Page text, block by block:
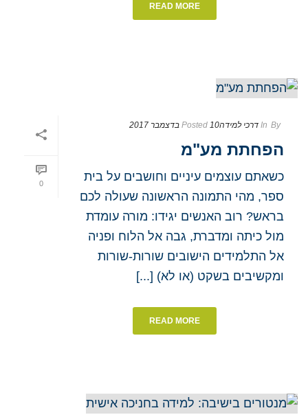
READ MORE
0
By
In דרכי למידה Posted 10 בדצמבר 2017
הפחתת מע"מ
כשאתם עוצמים עיניים וחושבים על בית
ספר, מהי התמונה הראשונה שעולה לכם
בראש? רוב האנשים יגידו: מורה עומדת
מול כיתה ומדברת, גבה אל הלוח ופניה
אל התלמידים הישובים שורות-שורות
ומקשיבים בשקט (או לא) [...]
READ MORE